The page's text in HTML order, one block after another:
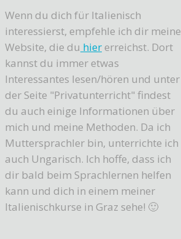
Wenn du dich für Italienisch
interessierst, empfehle ich dir meine
Website, die du hier erreichst. Dort
kannst du immer etwas
Interessantes lesen/hören und unter
der Seite "Privatunterricht" findest
du auch einige Informationen über
mich und meine Methoden. Da ich
Muttersprachler bin, unterrichte ich
auch Ungarisch. Ich hoffe, dass ich
dir bald beim Sprachlernen helfen
kann und dich in einem meiner
Italienischkurse in Graz sehe! 🙂